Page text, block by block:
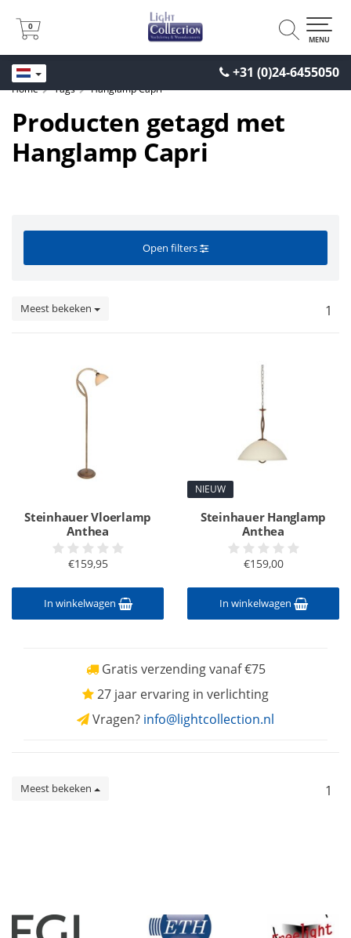
+31 (0)24-6455050
0
0
MENU
Home Tags Hanglamp Capri
Producten getagd met
Hanglamp Capri
Open filters
Meest bekeken 1
Steinhauer Vloerlamp
Anthea
€159,95
In winkelwagen
NIEUW
Steinhauer Hanglamp
Anthea
€159,00
In winkelwagen
Gratis verzending vanaf €75
27 jaar ervaring in verlichting
Vragen? info@lightcollection.nl
Meest bekeken 1